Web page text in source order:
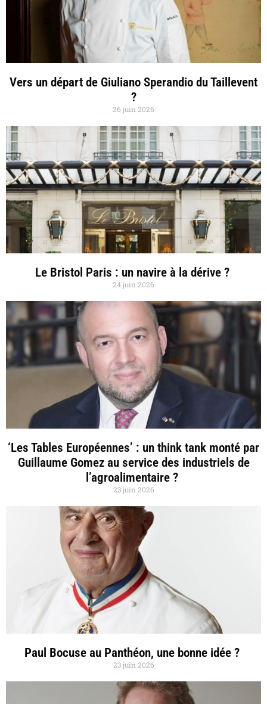
Vers un départ de Giuliano Sperandio du Taillevent
?
26 juin 2026
Le Bristol Paris : un navire à la dérive ?
24 juin 2026
‘Les Tables Européennes’ : un think tank monté par
Guillaume Gomez au service des industriels de
l’agroalimentaire ?
23 juin 2026
Paul Bocuse au Panthéon, une bonne idée ?
23 juin 2026